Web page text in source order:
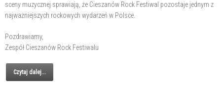
sceny muzycznej sprawiają, że Cieszanów Rock Festiwal pozostaje jednym z
najważniejszych rockowych wydarzeń w Polsce.
Pozdrawiamy,
Zespół Cieszanów Rock Festiwalu
Czytaj dalej...